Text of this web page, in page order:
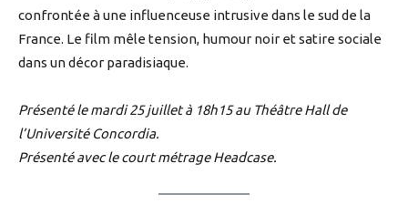
confrontée à une influenceuse intrusive dans le sud de la
France. Le film mêle tension, humour noir et satire sociale
dans un décor paradisiaque.
Présenté le mardi 25 juillet à 18h15 au Théâtre Hall de
l’Université Concordia.
Présenté avec le court métrage Headcase.